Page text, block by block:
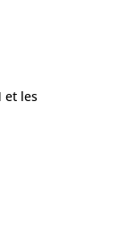
et les